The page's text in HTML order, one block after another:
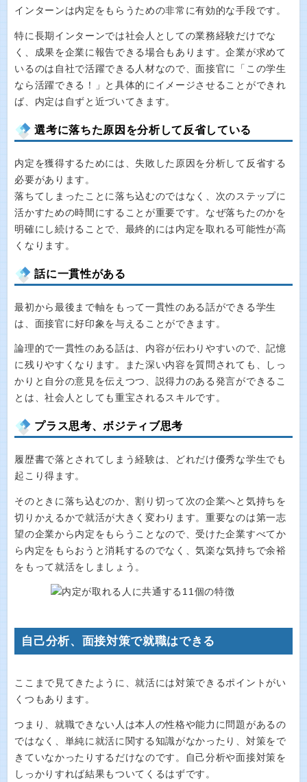
インターンは内定をもらうための非常に有効的な手段です。
特に長期インターンでは社会人としての業務経験だけでな
く、成果を企業に報告できる場合もあります。企業が求めて
いるのは自社で活躍できる人材なので、面接官に「この学生
なら活躍できる！」と具体的にイメージさせることができれ
ば、内定は自ずと近づいてきます。
選考に落ちた原因を分析して反省している
内定を獲得するためには、失敗した原因を分析して反省する
必要があります。
落ちてしまったことに落ち込むのではなく、次のステップに
活かすための時間にすることが重要です。なぜ落ちたのかを
明確にし続けることで、最終的には内定を取れる可能性が高
くなります。
話に一貫性がある
最初から最後まで軸をもって一貫性のある話ができる学生
は、面接官に好印象を与えることができます。
論理的で一貫性のある話は、内容が伝わりやすいので、記憶
に残りやすくなります。また深い内容を質問されても、しっ
かりと自分の意見を伝えつつ、説得力のある発言ができるこ
とは、社会人としても重宝されるスキルです。
プラス思考、ボジティブ思考
履歴書で落とされてしまう経験は、どれだけ優秀な学生でも
起こり得ます。
そのときに落ち込むのか、割り切って次の企業へと気持ちを
切りかえるかで就活が大きく変わります。重要なのは第一志
望の企業から内定をもらうことなので、受けた企業すべてか
ら内定をもらおうと消耗するのでなく、気楽な気持ちで余裕
をもって就活をしましょう。
自己分析、面接対策で就職はできる
ここまで見てきたように、就活には対策できるポイントがい
くつもあります。
つまり、就職できない人は本人の性格や能力に問題があるの
ではなく、単純に就活に関する知識がなかったり、対策をで
きていなかったりするだけなのです。自己分析や面接対策を
しっかりすれば結果もついてくるはずです。